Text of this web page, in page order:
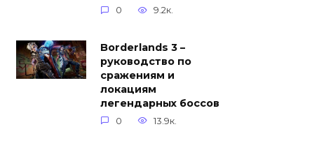
0 9.2к.
Borderlands 3 –
руководство по
сражениям и
локациям
легендарных боссов
0 13.9к.